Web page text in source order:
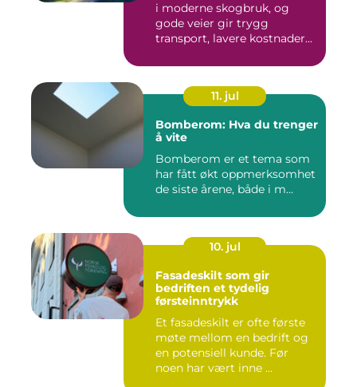
i moderne skogbruk, og
gode veier gir trygg
transport, lavere kostnader...
11. jul
Bomberom: Hva du trenger
å vite
Bomberom er et tema som
har fått økt oppmerksomhet
de siste årene, både i m...
10. jul
Fasadeskilt som gir
bedriften et tydelig
førsteinntrykk
Et fasadeskilt er ofte første
møte mellom en bedrift og
en potensiell kunde. Før
noen har vært inne ...